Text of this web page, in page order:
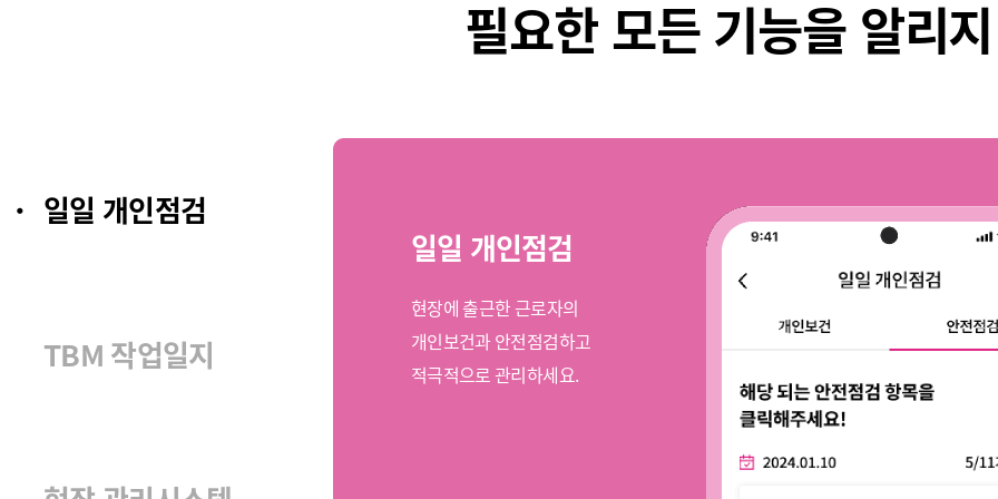
필요한 모든 기능을 알리
일일 개인점검
TBM 작업일지
일일 개인점검
현장에 출근한 근로자의
개인보건과 안전점검하고
적극적으로 관리하세요.